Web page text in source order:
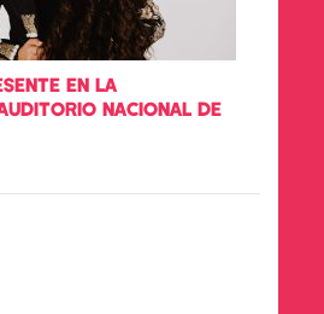
EN LA
NACIONAL DE